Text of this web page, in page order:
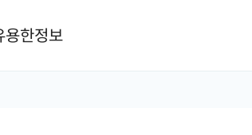
용한정보